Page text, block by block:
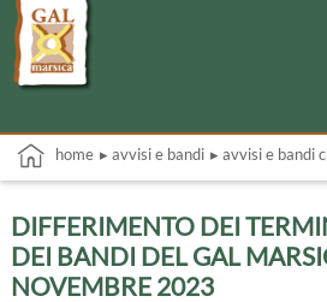
home ▸ avvisi e bandi ▸ avvisi e bandi
DIFFERIMENTO DEI
DEI BANDI DEL GAL
NOVEMBRE 2023